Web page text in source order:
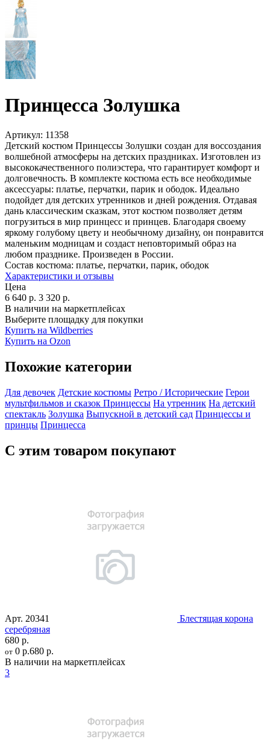
Принцесса Золушка
Артикул: 11358
Детский костюм Принцессы Золушки создан для воссоздания
волшебной атмосферы на детских праздниках. Изготовлен из
высококачественного полиэстера, что гарантирует комфорт и
долговечность. В комплекте костюма есть все необходимые
аксессуары: платье, перчатки, парик и ободок. Идеально
подойдет для детских утренников и дней рождения. Отдавая
дань классическим сказкам, этот костюм позволяет детям
погрузиться в мир принцесс и принцев. Благодаря своему
яркому голубому цвету и необычному дизайну, он понравится
маленьким модницам и создаст неповторимый образ на
любом празднике. Произведен в России.
Состав костюма: платье, перчатки, парик, ободок
Характеристики и отзывы
Цена
6 640 р. 3 320 р.
В наличии на маркетплейсах
Выберите площадку для покупки
Купить на Wildberries
Купить на Ozon
Похожие категории
Для девочек Детские костюмы Ретро / Исторические Герои
мультфильмов и сказок Принцессы На утренник На детский
спектакль Золушка Выпускной в детский сад Принцессы и
принцы Принцесса
С этим товаром покупают
Арт. 20341
Блестящая корона
серебряная
680 р.
от 0 р.680 р.
В наличии на маркетплейсах
3